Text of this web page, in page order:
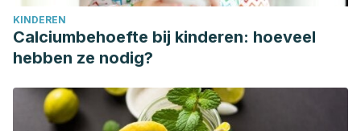
KINDEREN
Calciumbehoefte bij kinderen: hoeveel
hebben ze nodig?